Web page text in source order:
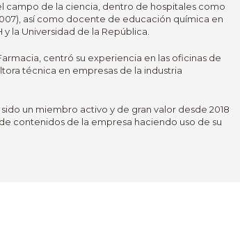
campo de la ciencia, dentro de hospitales como
así como docente de educación química en
la Universidad de la República.
centró su experiencia en las oficinas de
técnica en empresas de la industria
un miembro activo y de gran valor desde 2018
contenidos de la empresa haciendo uso de su